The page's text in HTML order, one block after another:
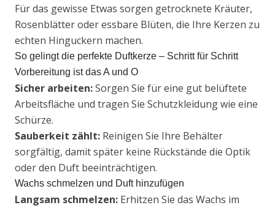
Für das gewisse Etwas sorgen getrocknete Kräuter,
Rosenblätter oder essbare Blüten, die Ihre Kerzen zu
echten Hinguckern machen.
So gelingt die perfekte Duftkerze – Schritt für Schritt
Vorbereitung ist das A und O
Sicher arbeiten:Sorgen Sie für eine gut belüftete
Arbeitsfläche und tragen Sie Schutzkleidung wie eine
Schürze.
Sauberkeit zählt: Reinigen Sie Ihre Behälter
sorgfältig, damit später keine Rückstände die Optik
oder den Duft beeinträchtigen.
Wachs schmelzen und Duft hinzufügen
Langsam schmelzen: Erhitzen Sie das Wachs im